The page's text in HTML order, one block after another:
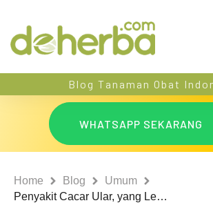
Blog Tanaman Obat
WHATSAPP SEKARANG
Home Blog
Umum
Penyakit Cacar Ular, yang Lebih Parah dari Cacar Biasa